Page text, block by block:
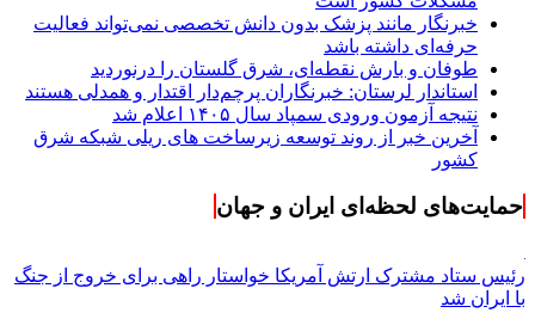
خبرنگار مانند پزشک بدون دانش تخصصی نمی‌تواند فعالیت
حرفه‌ای داشته باشد
طوفان و بارش نقطه‌ای، شرق گلستان را درنوردید
استاندار لرستان: خبرنگاران پرچم‌دار اقتدار و همدلی هستند
نتیجه آزمون ورودی سمپاد سال ۱۴۰۵ اعلام شد
آخرین خبر از روند توسعه زیرساخت های ریلی شبکه شرق
کشور
حمایت‌های لحظه‌ای ایران و جهان
رئیس ستاد مشترک ارتش آمریکا خواستار راهی برای خروج از جنگ
با ایران شد